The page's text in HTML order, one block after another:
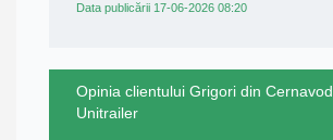
Data publicării 17-06-2026 08:20
Opinia clientului Grigori din
Unitrailer